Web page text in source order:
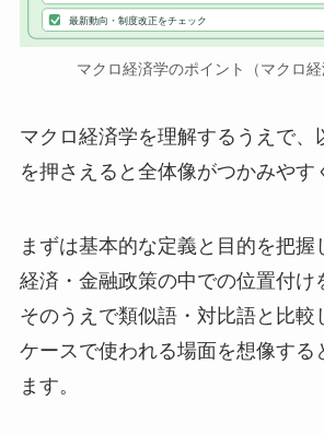
最新動向・制度改正をチェック
マクロ経済学のポイント（マクロ
マクロ経済学を理解するうえで、
を押さえると全体像がつかみやす
まずは基本的な定義と目的を把握
経済・金融政策の中での位置付け
そのうえで類似語・対比語と比較
ケースで使われる場面を想像する
ます。